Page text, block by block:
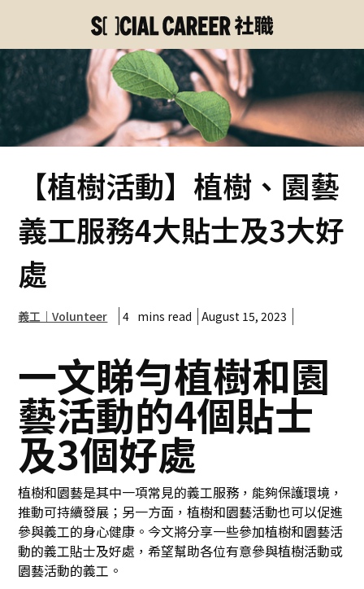
【植樹活動】植樹、園藝
義工服務4大貼士及3大好
處
義工｜Volunteer 4 mins read August 15, 2023
一文睇勻植樹和園
藝活動的4個貼士
及3個好處
植樹和園藝是其中一項常見的義工服務，能夠保護環境，
推動可持續發展；另一方面，植樹和園藝活動也可以促進
參與義工的身心健康。今文將分享一些參加植樹和園藝活
動的義工貼士及好處，希望幫助各位有意參與植樹活動或
園藝活動的義工。